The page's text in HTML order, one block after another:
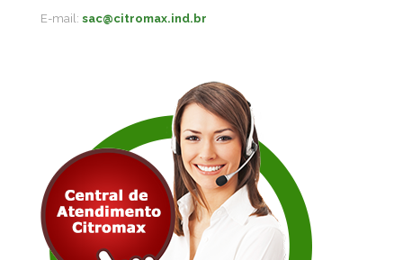
E-mail: sac@citromax.ind.br